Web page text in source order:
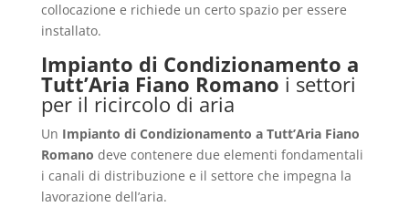
collocazione e richiede un certo spazio per essere
installato.
Impianto di Condizionamento a
Tutt’Aria Fiano Romano i settori
per il ricircolo di aria
Un Impianto di Condizionamento a Tutt’Aria Fiano
Romano deve contenere due elementi fondamentali
i canali di distribuzione e il settore che impegna la
lavorazione dell’aria.